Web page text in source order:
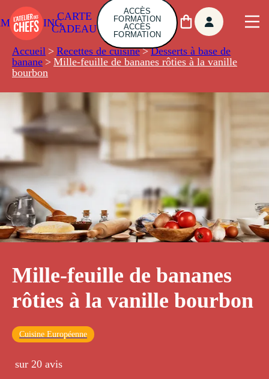
CARTE
CADEAU
ACCÈS
FORMATION
ACCÈS
FORMATION
Accueil > Recettes de cuisine > Desserts à base de
banane > Mille-feuille de bananes rôties à la vanille
bourbon
Mille-feuille de bananes
rôties à la vanille bourbon
Cuisine Européenne
sur 20 avis